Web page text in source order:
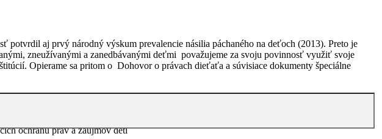
potvrdil aj prvý národný výskum prevalencie násilia páchaného na deťoch (2013). Preto je
zneužívanými a zanedbávanými deťmi považujeme za svoju povinnosť využiť svoje
Opierame sa pritom o Dohovor o právach dieťaťa a súvisiace dokumenty špeciálne
na problémy detí ohrozených násilím
ochranu práv a záujmov detí